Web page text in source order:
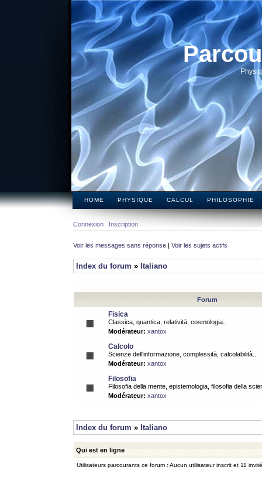
HOME PHYSIQUE CALCUL PHILOSOPHIE
Connexion Inscription
Voir les messages sans réponse | Voir les sujets actifs
Index du forum » Italiano
Forum
Fisica
Classica, quantica, relatività, cosmologia..
Modérateur: xantox
Calcolo
Scienze dell'informazione, complessità, calcolabilità..
Modérateur: xantox
Filosofia
Filosofia della mente, epistemologia, filosofia della
Modérateur: xantox
Index du forum » Italiano
Qui est en ligne
Utilisateurs parcourants ce forum : Aucun utilisateur inscrit et 11